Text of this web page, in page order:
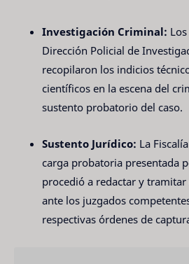
Investigación Criminal:
Dirección Policial de
recopilaron los indicios
científicos en la escena del
sustento probatorio del caso.
Sustento Jurídico: La
carga probatoria presentada
procedió a redactar y
ante los juzgados
respectivas órdenes de